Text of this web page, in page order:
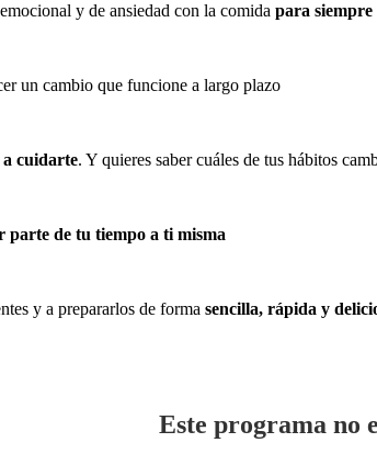
y de ansiedad con la comida para siempre
un cambio que funcione a largo plazo
cuidarte. Y quieres saber cuáles de tus hábitos
parte de tu tiempo a ti misma
y a prepararlos de forma sencilla, rápida y
Este programa no